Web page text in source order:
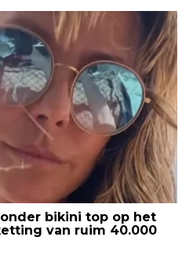
bikini top op het
van ruim 40.000